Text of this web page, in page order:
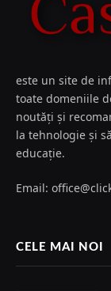
este un site de
toate domeniile
noutăți și
la tehnologie și
educație.
Email:
CELE MAI NOI